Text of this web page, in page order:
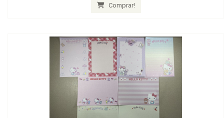
Comprar!